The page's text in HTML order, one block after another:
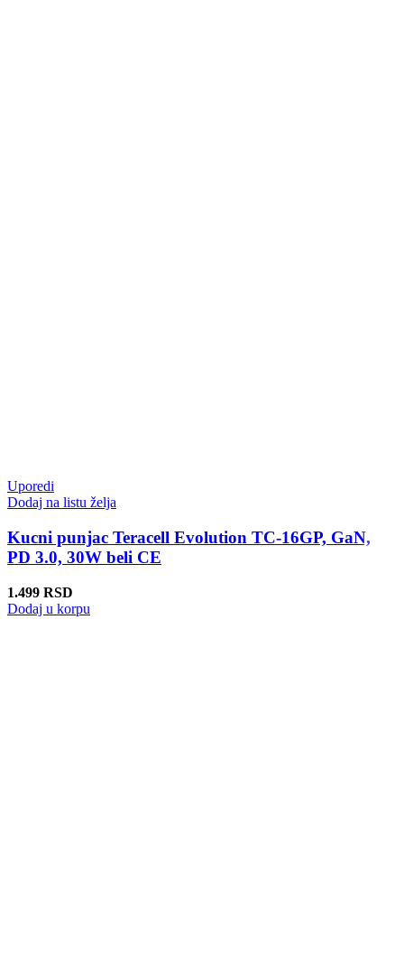
Uporedi
Dodaj na listu želja
Kucni punjac Teracell Evolution TC-16GP, GaN,
PD 3.0, 30W beli CE
1.499 RSD
Dodaj u korpu